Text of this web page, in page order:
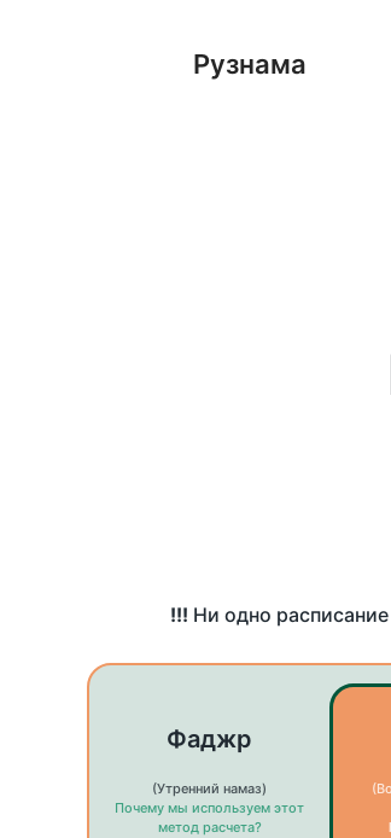
Рузнама
!!! Ни одно
Фаджр
(Утренний намаз)
Почему мы используем этот
метод расчета?